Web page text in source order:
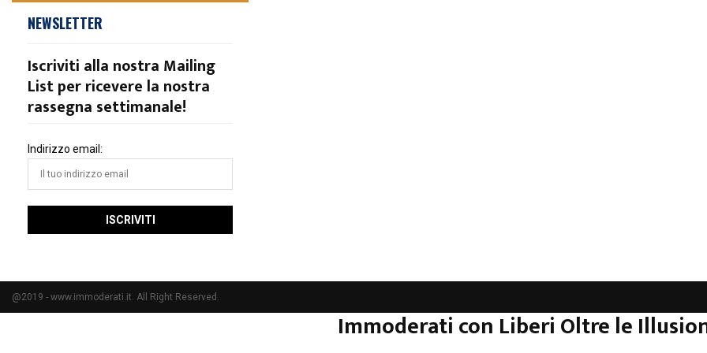
NEWSLETTER
Iscriviti alla nostra Mailing
List per ricevere la nostra
rassegna settimanale!
Indirizzo email:
@2019 - www.immoderati.it. All Right Reserved.
Immoderati con Liberi Oltre le